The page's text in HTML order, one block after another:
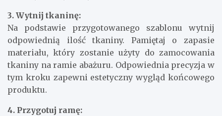
3. Wytnij tkaninę:
Na podstawie przygotowanego szablonu wytnij
odpowiednią ilość tkaniny. Pamiętaj o zapasie
materiału, który zostanie użyty do zamocowania
tkaniny na ramie abażuru. Odpowiednia precyzja w
tym kroku zapewni estetyczny wygląd końcowego
produktu.
4. Przygotuj ramę: